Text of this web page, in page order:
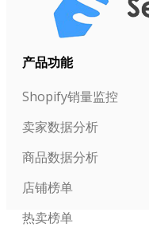
产品功能
Shopify销量监控
卖家数据分析
商品数据分析
店铺榜单
热卖榜单